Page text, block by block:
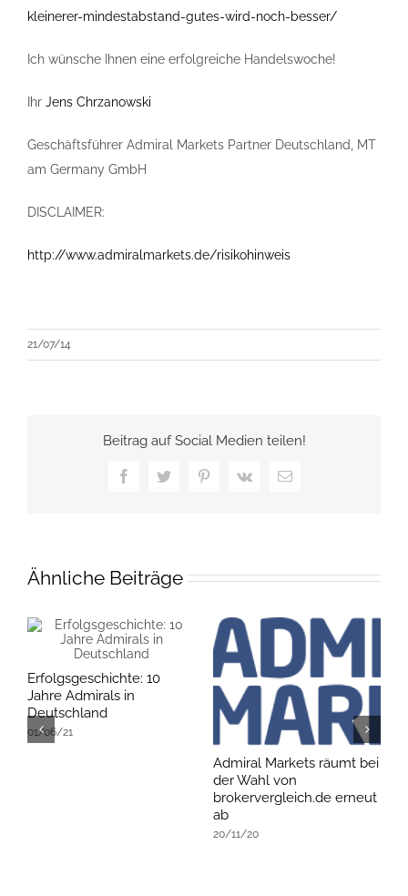
kleinerer-mindestabstand-gutes-wird-noch-besser/
Ich wünsche Ihnen eine erfolgreiche Handelswoche!
Ihr Jens Chrzanowski
Geschäftsführer Admiral Markets Partner Deutschland, MT
am Germany GmbH
DISCLAIMER:
http://www.admiralmarkets.de/risikohinweis
21/07/14
Beitrag auf Social Medien teilen!
FacebookTwitterPinterest
Vk
E-
Ähnliche Beiträge
Erfolgsgeschichte: 10
Jahre Admirals in
Deutschland
01/06/21
Admiral Markets räumt bei
der Wahl von
brokervergleich.de erneut
ab
20/11/20